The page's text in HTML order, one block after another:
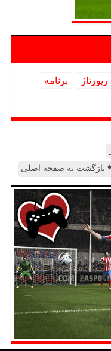
رپورتاژ
برنامه
بازگشت به صفحه اصلی